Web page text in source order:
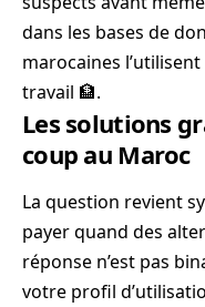
dans les bases de
marocaines
travail 🏦.
Les solutions
coup au Maroc
La question revient
payer quand des
réponse n’est pas
votre profil